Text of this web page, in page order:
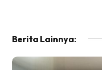
Berita Lainnya: